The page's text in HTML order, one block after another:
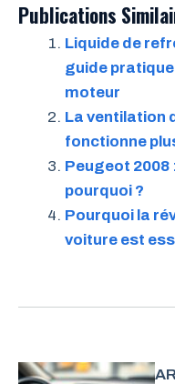
Publications
Liquide de
guide
moteur
La ventilation
fonctionne
Peugeot 2008
pourquoi ?
Pourquoi la
voiture est